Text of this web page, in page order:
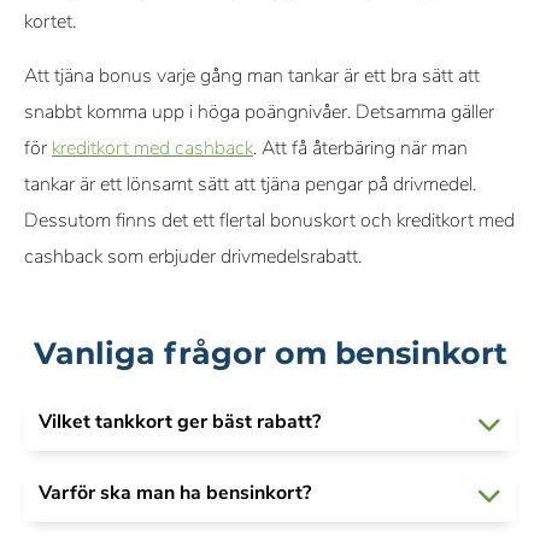
kortet.
Att tjäna bonus varje gång man tankar är ett bra sätt att
snabbt komma upp i höga poängnivåer. Detsamma gäller
för kreditkort med cashback. Att få återbäring när man
tankar är ett lönsamt sätt att tjäna pengar på drivmedel.
Dessutom finns det ett flertal bonuskort och kreditkort med
cashback som erbjuder drivmedelsrabatt.
Vanliga frågor om bensinkort
Vilket tankkort ger bäst rabatt?
Varför ska man ha bensinkort?